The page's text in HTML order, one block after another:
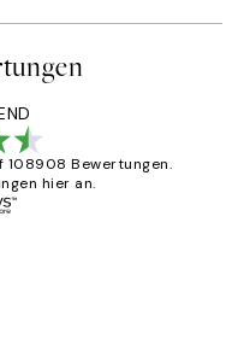
108908 Bewertungen.
hier an.